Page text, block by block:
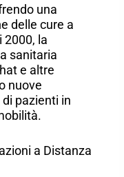
una
delle cure a
2000, la
sanitaria
e altre
nuove
pazienti in
a Distanza